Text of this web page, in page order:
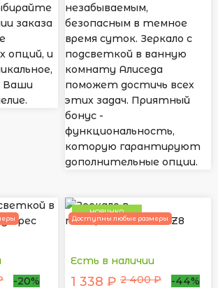
заказа
опций, и
Ваши
незабываемым,
безопасным в темное
время суток. Зеркало с
подсветкой в ванную
комнату Алиседа
поможет достичь всех
этих задач. Приятный
бонус -
функциональность,
которую гарантируют
дополнительные опции.
-20%
НОВИНКА
Доступны любые размеры
Есть в наличии
1 338 ₽ 2 400 ₽ -44%